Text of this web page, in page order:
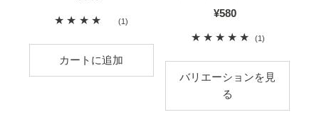
格
(1)
国
格
¥580
(1)1
計
バリエーションを見
る